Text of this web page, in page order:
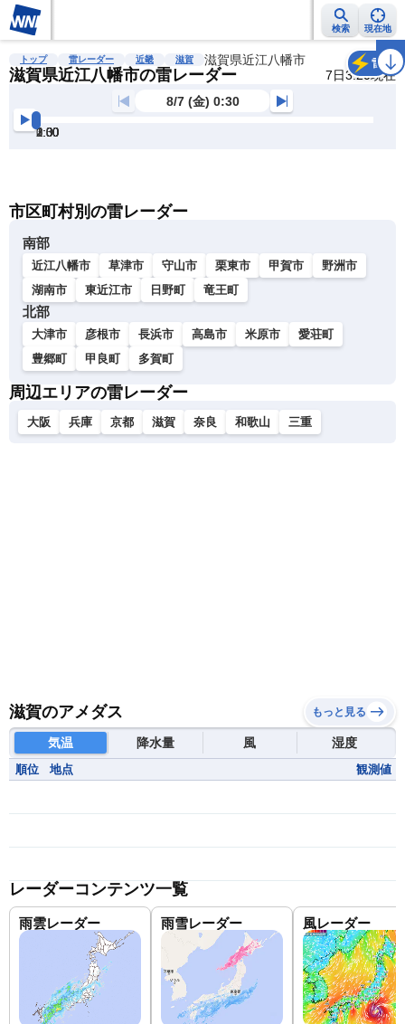
検索 現在地
雨雲レーダー 台風情報 地震情報 警報・注意報 2週間天気 ラ
トップ 雷レーダー 近畿 滋賀 滋賀県近江八幡市
滋賀県近江八幡市の雷レーダー 7日3:20現在
雷
8/7 (金) 0:30
0:30
1:00
1:30
2:00
2:30
3:00
市区町村別の雷レーダー
南部
近江八幡市 草津市 守山市 栗東市 甲賀市
野洲市
湖南市
東近江市 日野町 竜王町
北部
大津市 彦根市 長浜市 高島市 米原市
愛荘町
豊郷町
甲良町 多賀町
周辺エリアの雷レーダー
大阪 兵庫 京都 滋賀 奈良 和歌山 三重
滋賀のアメダス もっと見る
気温 降水量 風 湿度
順位 地点 観測値
レーダーコンテンツ一覧
雨雲レーダー 雨雪レーダー 風レーダー